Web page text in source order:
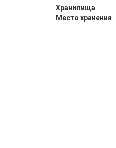
Хранилища
Место хранения :